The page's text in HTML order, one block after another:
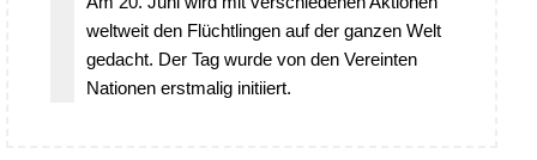
weltweit den Flüchtlingen auf der ganzen Welt
gedacht. Der Tag wurde von den Vereinten
Nationen erstmalig initiiert.